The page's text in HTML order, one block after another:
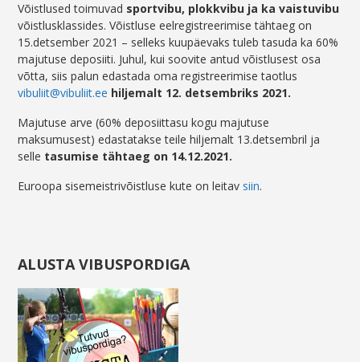
Võistlused toimuvad sportvibu, plokkvibu ja ka vaistuvibu
võistlusklassides. Võistluse eelregistreerimise tähtaeg on
15.detsember 2021 – selleks kuupäevaks tuleb tasuda ka 60%
majutuse deposiiti. Juhul, kui soovite antud võistlusest osa
võtta, siis palun edastada oma registreerimise taotlus
vibuliit@vibuliit.ee hiljemalt 12. detsembriks 2021.
Majutuse arve (60% deposiittasu kogu majutuse
maksumusest) edastatakse teile hiljemalt 13.detsembril ja
selle tasumise tähtaeg on 14.12.2021.
Euroopa sisemeistrivõistluse kute on leitav siin.
ALUSTA VIBUSPORDIGA